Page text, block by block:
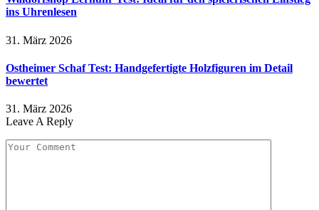
ins Uhrenlesen
31. März 2026
Ostheimer Schaf Test: Handgefertigte Holzfiguren im Detail
bewertet
31. März 2026
Leave A Reply